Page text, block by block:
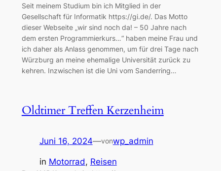
Seit meinem Studium bin ich Mitglied in der
Gesellschaft für Informatik https://gi.de/. Das Motto
dieser Webseite „wir sind noch da! – 50 Jahre nach
dem ersten Programmierkurs…“ haben meine Frau und
ich daher als Anlass genommen, um für drei Tage nach
Würzburg an meine ehemalige Universität zurück zu
kehren. Inzwischen ist die Uni vom Sanderring…
Oldtimer Treffen Kerzenheim
Juni 16, 2024—vonwp_admin
in Motorrad, Reisen